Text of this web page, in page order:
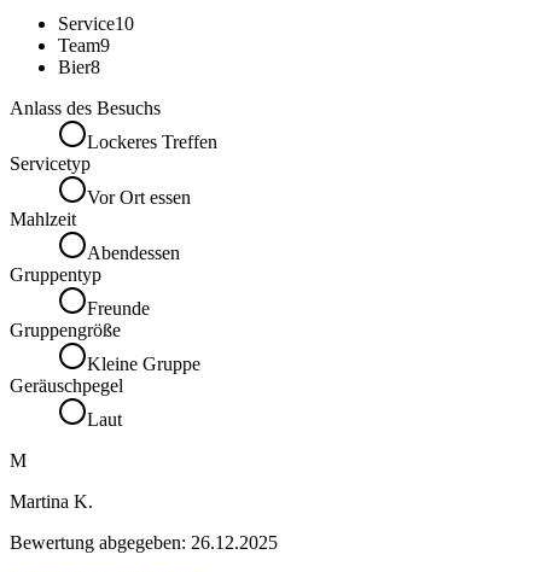
Service10
Team9
Bier8
Anlass des Besuchs
Lockeres Treffen
Servicetyp
Vor Ort essen
Mahlzeit
Abendessen
Gruppentyp
Freunde
Gruppengröße
Kleine Gruppe
Geräuschpegel
Laut
M
Martina K.
Bewertung abgegeben: 26.12.2025